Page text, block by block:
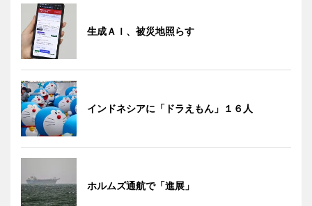
生成ＡＩ、被災地照らす
インドネシアに「ドラえもん」１６人
ホルムズ通航で「進展」